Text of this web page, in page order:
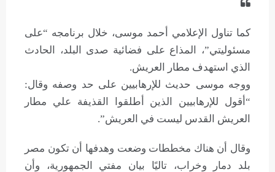
كما تناول الإعلامي أحمد موسى، خلال برنامجه “على
مسئوليتي”، المذاع على فضائية صدى البلد، الحادث
الذي استهدف مطار العريش.
ووجه موسى حديث للإرهابيين على حد وصفه وقال:
“أقول للإرهابيين الذين أطلقوا القذيفة علي مطار
العريش القدس ليست في العريش”.
وقال أن هناك مخططات وضعت وهدفها أن تكون مصر
بلد دمار وخراب، تاليًا بيان مفتي الجمهورية، وأن